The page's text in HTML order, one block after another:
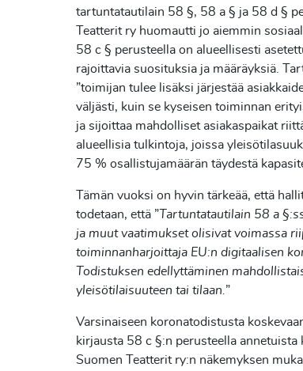
tartuntatautilain 58 §, 58 a § ja 58 d §
Teatterit ry huomautti jo aiemmin
58 c § perusteella on alueellisesti
rajoittavia suosituksia ja määräyksiä.
”toimijan tulee lisäksi järjestää
väljästi, kuin se kyseisen toiminnan
ja sijoittaa mahdolliset asiakaspaikat
alueellisia tulkintoja, joissa
75 % osallistujamäärän täydestä
Tämän vuoksi on hyvin tärkeää, että
todetaan, että ” Tartuntatautilain 58 a
ja muut vaatimukset olisivat voimassa
toiminnanharjoittaja EU:n digitaalisen
Todistuksen edellyttäminen
yleisötilaisuuteen tai tilaan. ”
Varsinaiseen koronatodistusta
kirjausta 58 c §:n perusteella
Suomen Teatterit ry:n näkemyksen